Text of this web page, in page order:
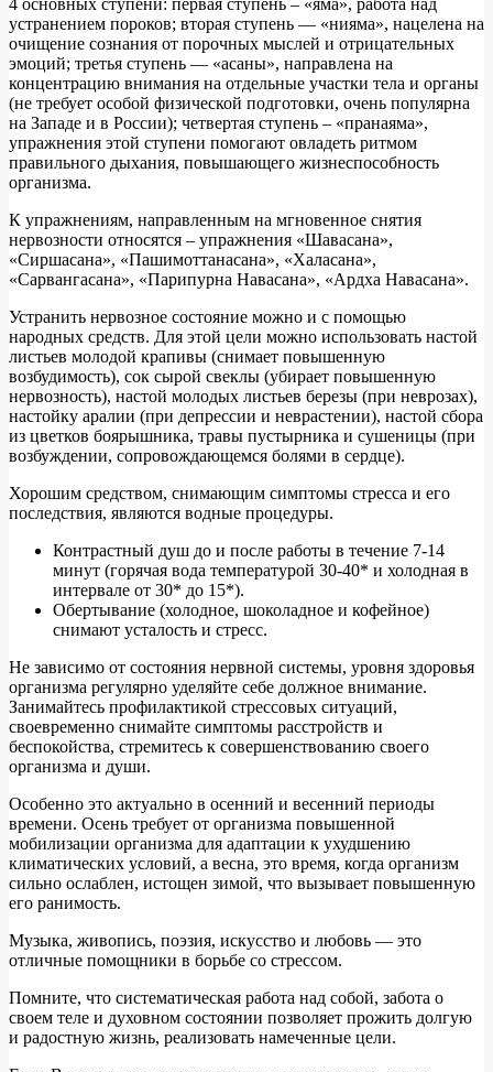
устранением пороков; вторая ступень — «нияма», нацелена на
очищение сознания от порочных мыслей и отрицательных
эмоций; третья ступень — «асаны», направлена на
концентрацию внимания на отдельные участки тела и органы
(не требует особой физической подготовки, очень популярна
на Западе и в России); четвертая ступень – «пранаяма»,
упражнения этой ступени помогают овладеть ритмом
правильного дыхания, повышающего жизнеспособность
организма.
К упражнениям, направленным на мгновенное снятия
нервозности относятся – упражнения «Шавасана»,
«Сиршасана», «Пашимоттанасана», «Халасана»,
«Сарвангасана», «Парипурна Навасана», «Ардха Навасана».
Устранить нервозное состояние можно и с помощью
народных средств. Для этой цели можно использовать настой
листьев молодой крапивы (снимает повышенную
возбудимость), сок сырой свеклы (убирает повышенную
нервозность), настой молодых листьев березы (при неврозах),
настойку аралии (при депрессии и неврастении), настой сбора
из цветков боярышника, травы пустырника и сушеницы (при
возбуждении, сопровождающемся болями в сердце).
Хорошим средством, снимающим симптомы стресса и его
последствия, являются водные процедуры.
Контрастный душ до и после работы в течение 7-14
минут (горячая вода температурой 30-40* и холодная в
интервале от 30* до 15*).
Обертывание (холодное, шоколадное и кофейное)
снимают усталость и стресс.
Не зависимо от состояния нервной системы, уровня здоровья
организма регулярно уделяйте себе должное внимание.
Занимайтесь профилактикой стрессовых ситуаций,
своевременно снимайте симптомы расстройств и
беспокойства, стремитесь к совершенствованию своего
организма и души.
Особенно это актуально в осенний и весенний периоды
времени. Осень требует от организма повышенной
мобилизации организма для адаптации к ухудшению
климатических условий, а весна, это время, когда организм
сильно ослаблен, истощен зимой, что вызывает повышенную
его ранимость.
Музыка, живопись, поэзия, искусство и любовь — это
отличные помощники в борьбе со стрессом.
Помните, что систематическая работа над собой, забота о
своем теле и духовном состоянии позволяет прожить долгую
и радостную жизнь, реализовать намеченные цели.